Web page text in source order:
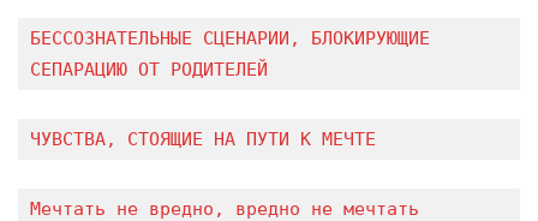
БЕССОЗНАТЕЛЬНЫЕ СЦЕНАРИИ, БЛОКИРУЮЩИЕ
СЕПАРАЦИЮ ОТ РОДИТЕЛЕЙ
ЧУВСТВА, СТОЯЩИЕ НА ПУТИ К МЕЧТЕ
Мечтать не вредно, вредно не мечтать